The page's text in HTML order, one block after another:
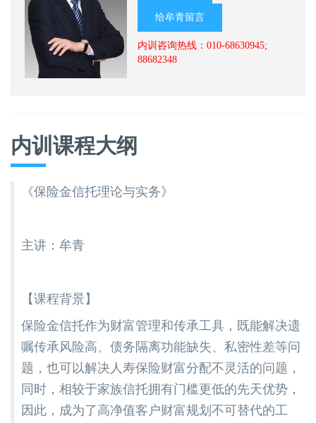
给牟青留言
内训咨询热线：010-68630945;
88682348
内训课程大纲
《保险金信托理论与实务》
主讲：牟青
【课程背景】
保险金信托作为财富管理和传承工具，既能解决遗
嘱传承风险高、债务隔离功能缺失、私密性差等问
题，也可以解决人寿保险财富分配不灵活的问题，
同时，相较于家族信托拥有门槛更低的先天优势，
因此，成为了高净值客户财富规划不可替代的工